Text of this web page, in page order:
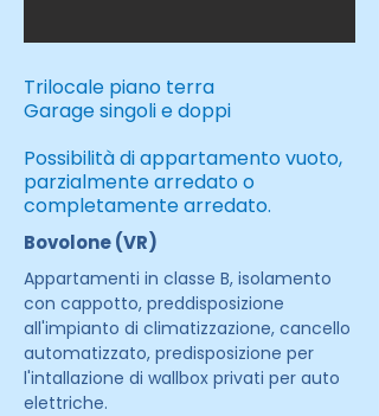
Trilocale piano terra
Garage singoli e doppi
Possibilità di appartamento vuoto,
parzialmente arredato o
completamente arredato.
Bovolone (VR)
Appartamenti in classe B, isolamento
con cappotto, preddisposizione
all'impianto di climatizzazione, cancello
automatizzato, predisposizione per
l'intallazione di wallbox privati per auto
elettriche.